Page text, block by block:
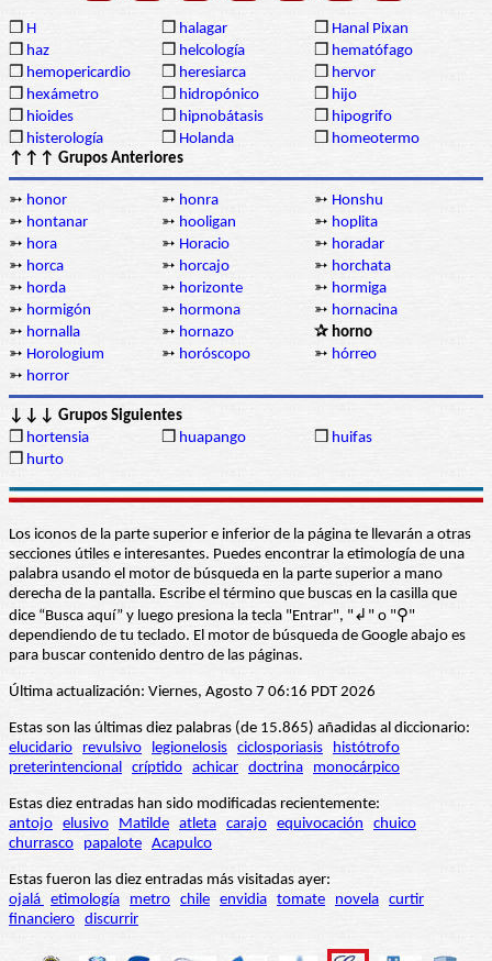
❒ H ❒ halagar ❒ Hanal Pixan
❒ haz ❒ helcología ❒ hematófago
❒ hemopericardio ❒ heresiarca ❒ hervor
❒ hexámetro ❒ hidropónico ❒ hijo
❒ hioides ❒ hipnobátasis ❒ hipogrifo
❒ histerología ❒ Holanda ❒ homeotermo
↑↑↑ Grupos Anteriores
➳ honor ➳ honra ➳ Honshu
➳ hontanar ➳ hooligan ➳ hoplita
➳ hora ➳ Horacio ➳ horadar
➳ horca ➳ horcajo ➳ horchata
➳ horda ➳ horizonte ➳ hormiga
➳ hormigón ➳ hormona ➳ hornacina
➳ hornalla ➳ hornazo
✰ horno
➳ Horologium ➳ horóscopo ➳ hórreo
➳ horror
↓↓↓ Grupos Siguientes
❒ hortensia ❒ huapango ❒ huifas
❒ hurto
Los iconos de la parte superior e inferior de la página te llevarán a otras
secciones útiles e interesantes. Puedes encontrar la etimología de una
palabra usando el motor de búsqueda en la parte superior a mano
derecha de la pantalla. Escribe el término que buscas en la casilla que
dice “Busca aquí” y luego presiona la tecla "Entrar", "↲" o "⚲"
dependiendo de tu teclado. El motor de búsqueda de Google abajo es
para buscar contenido dentro de las páginas.
Última actualización: Viernes, Agosto 7 06:16 PDT 2026
Estas son las últimas diez palabras (de 15.865) añadidas al diccionario:
elucidario
revulsivo legionelosis ciclosporiasis
histótrofo
preterintencional
críptido achicar doctrina monocárpico
Estas diez entradas han sido modificadas recientemente:
antojo elusivo Matilde atleta carajo equivocación
chuico
churrasco
papalote Acapulco
Estas fueron las diez entradas más visitadas ayer:
ojalá etimología metro chile envidia tomate novela curtir
financiero discurrir